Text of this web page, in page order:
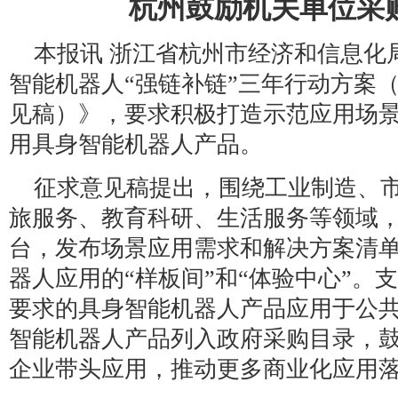
杭州鼓励机关单位采
本报讯 浙江省杭州市经济和信息化
智能机器人“强链补链”三年行动方案
见稿）》，要求积极打造示范应用场
用具身智能机器人产品。
征求意见稿提出，围绕工业制造、
旅服务、教育科研、生活服务等领域
台，发布场景应用需求和解决方案清
器人应用的“样板间”和“体验中心”。
要求的具身智能机器人产品应用于公
智能机器人产品列入政府采购目录，
企业带头应用，推动更多商业化应用